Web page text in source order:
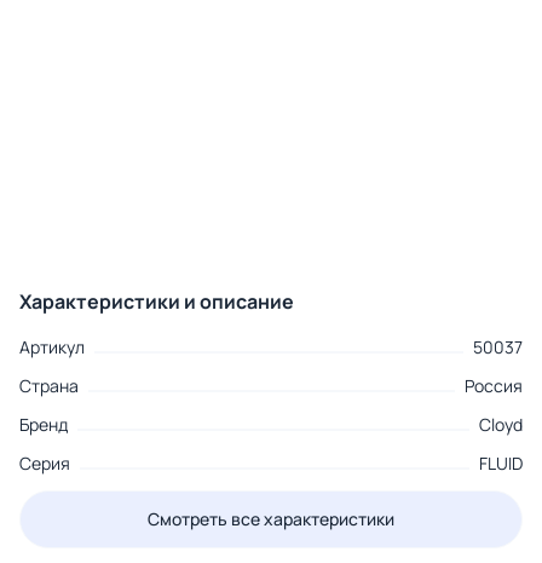
Характеристики и описание
Артикул
50037
Страна
Россия
Бренд
Cloyd
Серия
FLUID
Смотреть все характеристики